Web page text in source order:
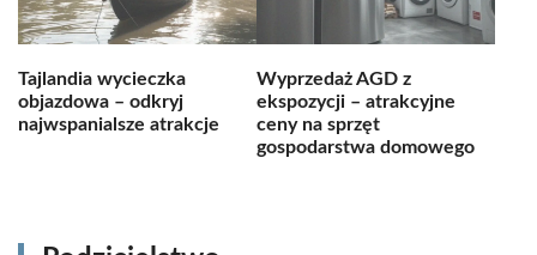
Tajlandia wycieczka
objazdowa – odkryj
najwspanialsze atrakcje
Wyprzedaż AGD z
ekspozycji – atrakcyjne
ceny na sprzęt
gospodarstwa domowego